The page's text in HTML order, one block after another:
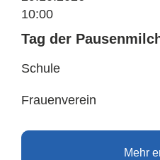
10:00
Tag der
Schule
Frauenverein
Mehr